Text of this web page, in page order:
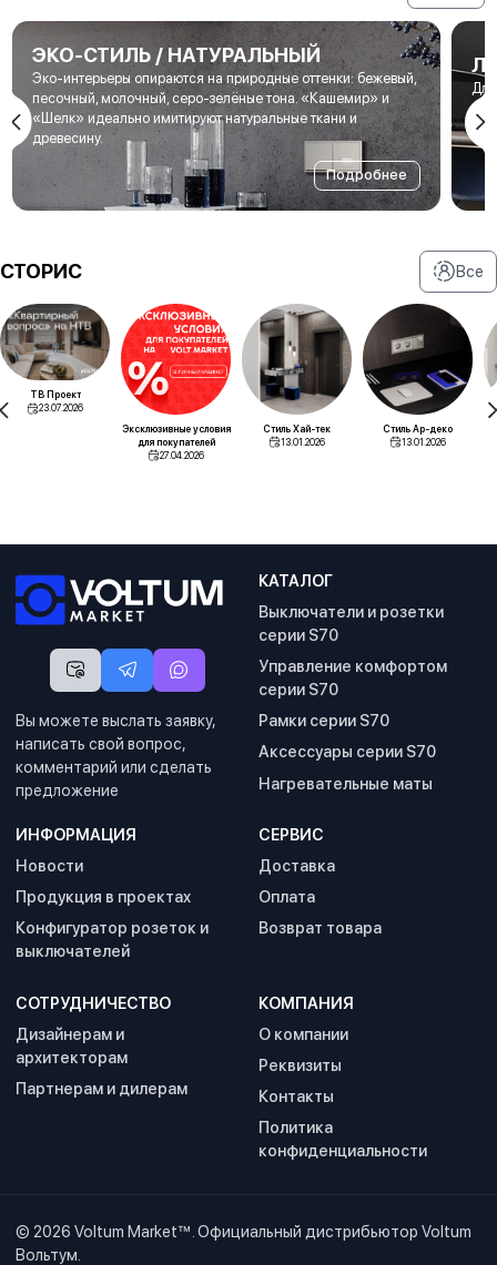
ЭКО-СТИЛЬ / НАТУРАЛЬНЫЙ
Эко-интерьеры опираются на природные оттенки: бежевый,
песочный, молочный, серо-зелёные тона. «Кашемир» и
«Шелк» идеально имитируют натуральные ткани и
древесину.
Подробнее
СТОРИС Все
ТВ Проект
23.07.2026
Эксклюзивные условия
для покупателей
27.04.2026
Стиль Хай-тек
13.01.2026
Стиль Ар-деко
13.01.2026
Вы можете выслать заявку,
написать свой вопрос,
комментарий или сделать
предложение
КАТАЛОГ
Выключатели и розетки
серии S70
Управление комфортом
серии S70
Рамки серии S70
Аксессуары серии S70
Нагревательные маты
ИНФОРМАЦИЯ
Новости
Продукция в проектах
Конфигуратор розеток и
выключателей
СЕРВИС
Доставка
Оплата
Возврат товара
СОТРУДНИЧЕСТВО
Дизайнерам и
архитекторам
Партнерам и дилерам
КОМПАНИЯ
О компании
Реквизиты
Контакты
Политика
конфиденциальности
© 2026Voltum Market™ . Официальный дистрибьютор Voltum
Вольтум.